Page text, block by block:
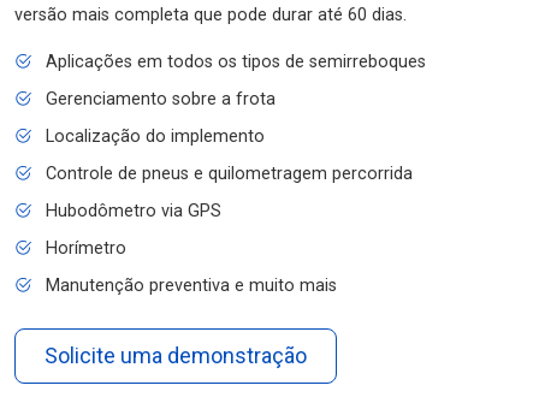
versão mais completa que pode durar até 60 dias.
Aplicações em todos os tipos de semirreboques
Gerenciamento sobre a frota
Localização do implemento
Controle de pneus e quilometragem percorrida
Hubodômetro via GPS
Horímetro
Manutenção preventiva e muito mais
Solicite uma demonstração